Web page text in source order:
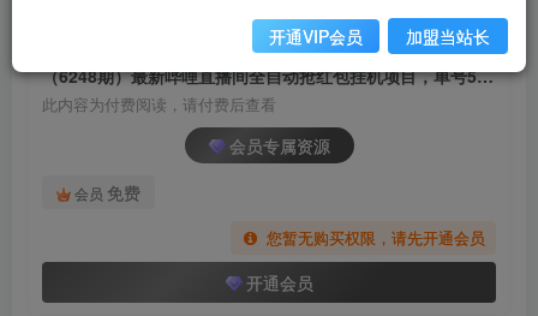
（6248期）最新哔哩直播间全自动抢红包挂机项目，单号5-10+【脚本+详细教程】
此内容为付费阅读，请付费后查看
会员专属资源
会员 免费
您暂无购买权限，请先开通会员
开通会员
开通VIP会员 加盟当站长